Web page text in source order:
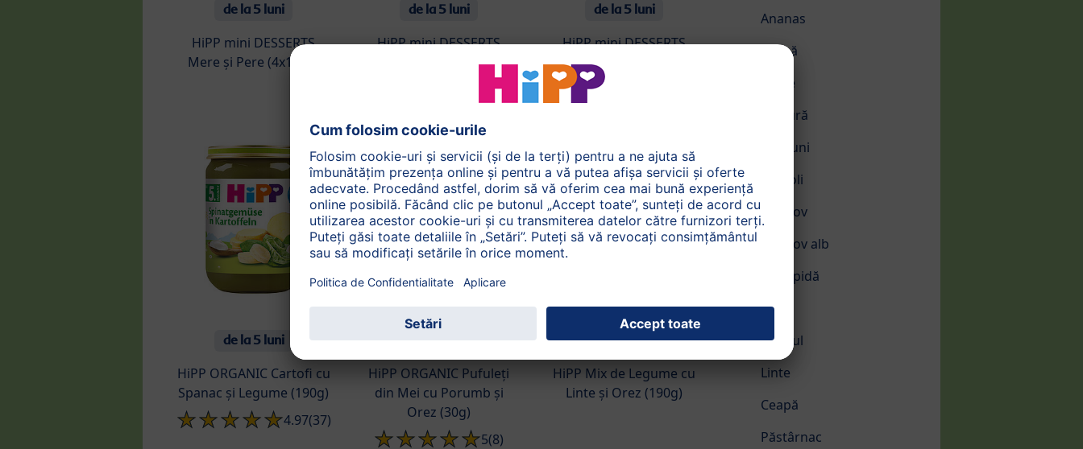
Ananas
Prună
Rodie
Zmeură
Căpșuni
Brocoli
Morcov
Morcov alb
Conopidă
Năut
Fenicul
Linte
Ceapă
Păstârnac
de la 5 luni
HiPP mini DESSERTS
Mere și Pere (4x100g)
de la 5 luni
HiPP mini DESSERTS
Mere-Piersici-Mango
de la 5 luni
HiPP mini DESSERTS
Mere și Banane (4x100g)
de la 5 luni
HiPP ORGANIC Cartofi cu
Spanac și Legume (190g)
4.97(37)
de la 8 luni
HiPP ORGANIC Pufuleți
din Mei cu Porumb și
Orez (30g)
5(8)
de la 6 luni
HiPP Mix de Legume cu
Linte și Orez (190g)